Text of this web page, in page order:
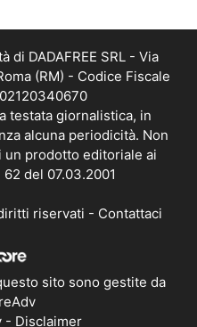
DADAFREE SRL - Via
(RM) - Codice Fiscale
testata giornalistica, in
alcuna periodicità. Non
prodotto editoriale ai
del 07.03.2001
riservati - Contattaci
sito sono gestite da
- Disclaimer